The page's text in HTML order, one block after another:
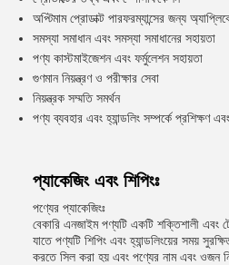
অপ্টিমাম প্রোডাক্ট পারফরম্যান্সের জন্য
সমস্যা সমাধান এবং সমস্যা সমাধানের সহায়তা
পণ্য কাস্টমাইজেশন এবং ফর্মুলেশন সহায়তা
গুণমান নিয়ন্ত্রণ ও পরীক্ষার সেবা
নিয়ন্ত্রক সম্মতি সমর্থন
পণ্য ব্যবহার এবং হ্যান্ডলিং সম্পর্কে প্রশিক্ষণ এবং
প্যাকেজিং এবং শিপিংঃ
পণ্যের প্যাকেজিংঃ
বেকারি এনজাইম পণ্যটি একটি শক্তিশালী এবং
যাতে পণ্যটি শিপিং এবং হ্যান্ডলিংয়ের সময়
করতে সিল করা হয় এবং পণ্যের নাম এবং ওজন